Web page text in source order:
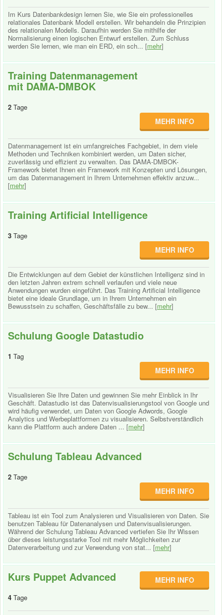
Im Kurs Datenbankdesign lernen Sie, wie Sie ein professionelles
relationales Datenbank Modell erstellen. Wir behandeln die Prinzipien
des relationalen Modells. Daraufhin werden Sie mithilfe der
Normalisierung einen logischen Entwurf erstellen. Zum Schluss
werden Sie lernen, wie man ein ERD, ein sch... [mehr]
Training Datenmanagement
mit DAMA-DMBOK
2 Tage
MEHR INFO
Datenmanagement ist ein umfangreiches Fachgebiet, in dem viele
Methoden und Techniken kombiniert werden, um Daten sicher,
zuverlässig und effizient zu verwalten. Das DAMA-DMBOK-
Framework bietet Ihnen ein Framework mit Konzepten und Lösungen,
um das Datenmanagement in Ihrem Unternehmen effektiv anzuw...
[mehr]
Training Artificial Intelligence
3 Tage
MEHR INFO
Die Entwicklungen auf dem Gebiet der künstlichen Intelligenz sind in
den letzten Jahren extrem schnell verlaufen und viele neue
Anwendungen wurden eingeführt. Das Training Artificial Intelligence
bietet eine ideale Grundlage, um in Ihrem Unternehmen ein
Bewusstsein zu schaffen, Geschäftsfälle zu bew... [mehr]
Schulung Google Datastudio
1 Tag
MEHR INFO
Visualisieren Sie Ihre Daten und gewinnen Sie mehr Einblick in Ihr
Geschäft. Datastudio ist das Datenvisualisierungstool von Google und
wird häufig verwendet, um Daten von Google Adwords, Google
Analytics und Werbeplattformen zu visualisieren. Selbstverständlich
kann die Plattform auch andere Daten ... [mehr]
Schulung Tableau Advanced
2 Tage
MEHR INFO
Tableau ist ein Tool zum Analysieren und Visualisieren von Daten. Sie
benutzen Tableau für Datenanalysen und Datenvisualisierungen.
Während der Schulung Tableau Advanced vertiefen Sie Ihr Wissen
über dieses leistungsstarke Tool mit mehr Möglichkeiten zur
Datenverarbeitung und zur Verwendung von stat... [mehr]
Kurs Puppet Advanced
4 Tage
MEHR INFO